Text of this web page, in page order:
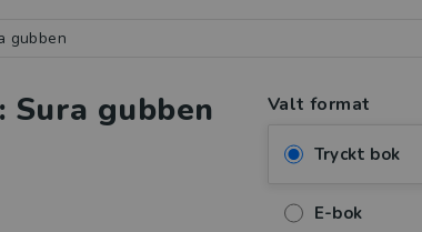
gubben
Sura gubben Valt format
Tryckt bok
E-bok